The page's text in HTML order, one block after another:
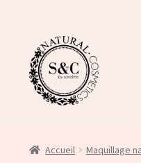
Accueil Maquillage